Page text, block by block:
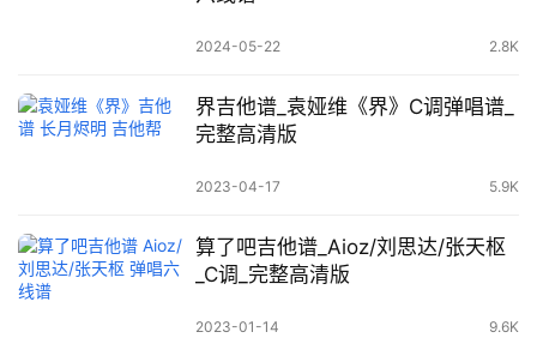
2024-05-22 2.8K
界吉他谱_袁娅维《界》C调弹唱谱_
完整高清版
2023-04-17 5.9K
算了吧吉他谱_Aioz/刘思达/张天枢
_C调_完整高清版
2023-01-14 9.6K